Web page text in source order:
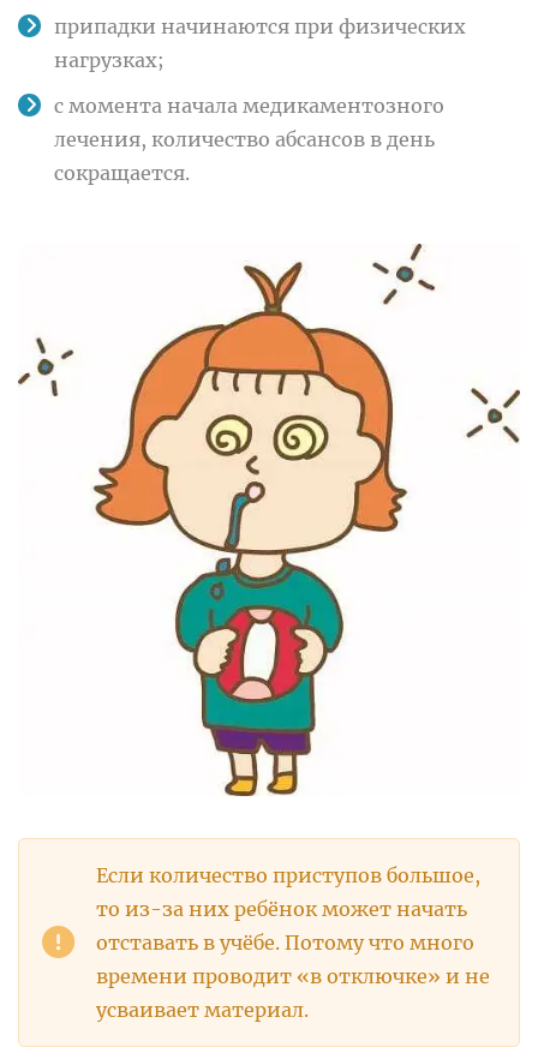
припадки начинаются при физических
нагрузках;
с момента начала медикаментозного
лечения, количество абсансов в день
сокращается.
Если количество приступов большое,
то из-за них ребёнок может начать
отставать в учёбе. Потому что много
времени проводит «в отключке» и не
усваивает материал.